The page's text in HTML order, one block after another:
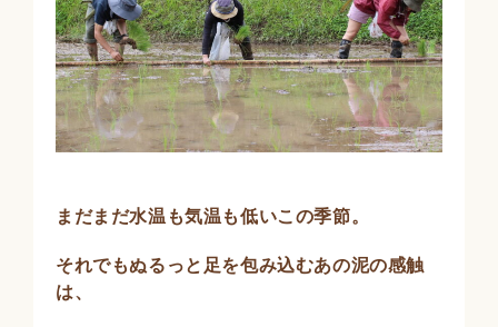
まだまだ水温も気温も低いこの季節。
それでもぬるっと足を包み込むあの泥の感触
は、